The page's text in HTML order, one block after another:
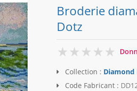
Broderie
Dotz
0
Collection : Diamond
Code Fabricant :